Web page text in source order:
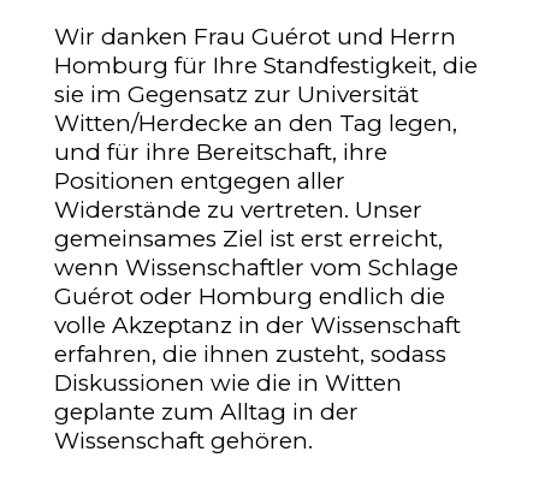
Wir danken Frau Guérot und Herrn
Homburg für Ihre Standfestigkeit, die
sie im Gegensatz zur Universität
Witten/Herdecke an den Tag legen,
und für ihre Bereitschaft, ihre
Positionen entgegen aller
Widerstände zu vertreten. Unser
gemeinsames Ziel ist erst erreicht,
wenn Wissenschaftler vom Schlage
Guérot oder Homburg endlich die
volle Akzeptanz in der Wissenschaft
erfahren, die ihnen zusteht, sodass
Diskussionen wie die in Witten
geplante zum Alltag in der
Wissenschaft gehören.